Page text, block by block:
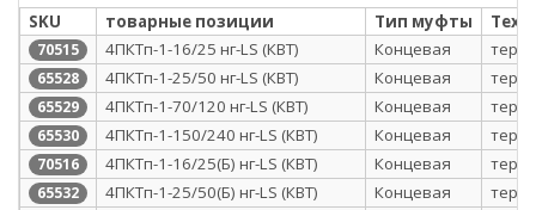
SKU товарные позиции Тип муфты
70515 4ПКТп-1-16/25 нг-LS (КВТ) Концевая
65528 4ПКТп-1-25/50 нг-LS (КВТ) Концевая
65529 4ПКТп-1-70/120 нг-LS (КВТ) Концевая
65530 4ПКТп-1-150/240 нг-LS (КВТ) Концевая
70516 4ПКТп-1-16/25(Б) нг-LS (КВТ) Концевая
65532 4ПКТп-1-25/50(Б) нг-LS (КВТ) Концевая